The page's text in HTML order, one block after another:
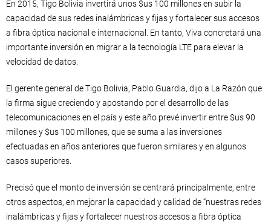
En 2015, Tigo Bolivia invertirá unos $us 100 millones en subir la
capacidad de sus redes inalámbricas y fijas y fortalecer sus accesos
a fibra óptica nacional e internacional. En tanto, Viva concretará una
importante inversión en migrar a la tecnología LTE para elevar la
velocidad de datos.
El gerente general de Tigo Bolivia, Pablo Guardia, dijo a La Razón que
la firma sigue creciendo y apostando por el desarrollo de las
telecomunicaciones en el país y este año prevé invertir entre $us 90
millones y $us 100 millones, que se suma a las inversiones
efectuadas en años anteriores que fueron similares y en algunos
casos superiores.
Precisó que el monto de inversión se centrará principalmente, entre
otros aspectos, en mejorar la capacidad y calidad de “nuestras redes
inalámbricas y fijas y fortalecer nuestros accesos a fibra óptica